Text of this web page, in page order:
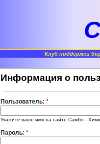
Клуб поддержки
Информация о
Пользователь:*
Укажите ваше имя на сайте Самбо -
Пароль:*